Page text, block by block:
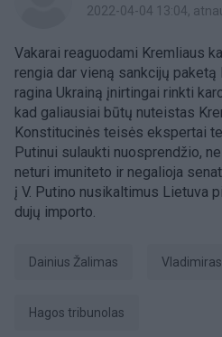
2022-04-04 13:04,
Vakarai reaguodami Kremliaus
rengia dar vieną sankcijų paketą
ragina Ukrainą įnirtingai rinkti
kad galiausiai būtų nuteistas
Konstitucinės teisės ekspertai
Putinui sulaukti nuosprendžio,
neturi imuniteto ir negalioja
į V. Putino nusikaltimus Lietuva
dujų importo.
Dainius Žalimas
Hagos tribunolas